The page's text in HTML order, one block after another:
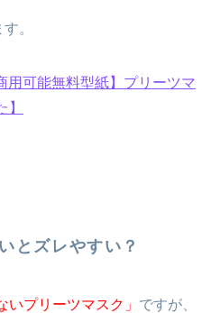
。
可能無料型紙】プリーツマ
とズレやすい？
いプリーツマスク」 ですが、